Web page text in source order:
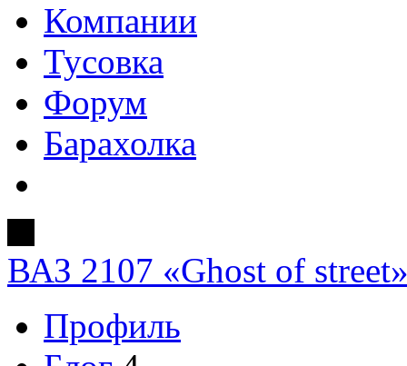
Компании
Тусовка
Форум
Барахолка
ВАЗ 2107 «Ghost of
Профиль